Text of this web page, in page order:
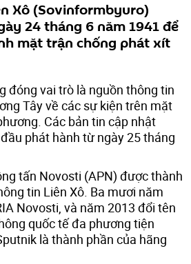
Xô (Sovinformbyuro)
24 tháng 6 năm 1941 để
mặt trận chống phát xít
đóng vai trò là nguồn thông tin
Tây về các sự kiện trên mặt
Các bản tin cập nhật
phát hành từ ngày 25 tháng
tấn Novosti (APN) được thành
tin Liên Xô. Ba mươi năm
Novosti, và năm 2013 đổi tên
quốc tế đa phương tiện
là thành phần của hãng